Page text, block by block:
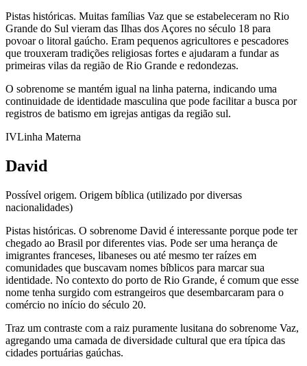
Pistas históricas. Muitas famílias Vaz que se estabeleceram no Rio
Grande do Sul vieram das Ilhas dos Açores no século 18 para
povoar o litoral gaúcho. Eram pequenos agricultores e pescadores
que trouxeram tradições religiosas fortes e ajudaram a fundar as
primeiras vilas da região de Rio Grande e redondezas.
O sobrenome se mantém igual na linha paterna, indicando uma
continuidade de identidade masculina que pode facilitar a busca por
registros de batismo em igrejas antigas da região sul.
IVLinha Materna
David
Possível origem. Origem bíblica (utilizado por diversas
nacionalidades)
Pistas históricas. O sobrenome David é interessante porque pode ter
chegado ao Brasil por diferentes vias. Pode ser uma herança de
imigrantes franceses, libaneses ou até mesmo ter raízes em
comunidades que buscavam nomes bíblicos para marcar sua
identidade. No contexto do porto de Rio Grande, é comum que esse
nome tenha surgido com estrangeiros que desembarcaram para o
comércio no início do século 20.
Traz um contraste com a raiz puramente lusitana do sobrenome Vaz,
agregando uma camada de diversidade cultural que era típica das
cidades portuárias gaúchas.